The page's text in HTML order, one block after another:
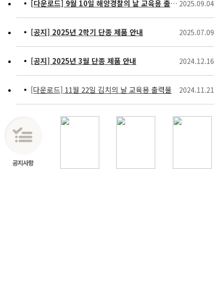
[다운로드] 9월 10일 해양경찰의 날 교육용 출력물 2025.09.04
[공지] 2025년 2학기 단종 제품 안내 2025.07.09
[공지] 2025년 3월 단종 제품 안내 2024.12.16
[다운로드] 11월 22일 김치의 날 교육용 출력물 2024.11.21